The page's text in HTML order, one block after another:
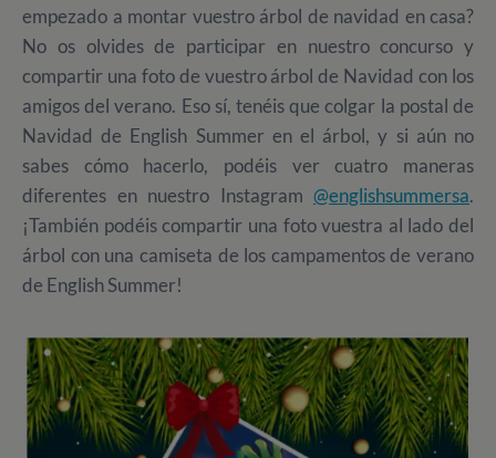
empezado a montar vuestro árbol de navidad en casa?
No os olvides de participar en nuestro concurso y
compartir una foto de vuestro árbol de Navidad con los
amigos del verano. Eso sí, tenéis que colgar la postal de
Navidad de English Summer en el árbol, y si aún no
sabes cómo hacerlo, podéis ver cuatro maneras
diferentes en nuestro Instagram @englishsummersa.
¡También podéis compartir una foto vuestra al lado del
árbol con una camiseta de los campamentos de verano
de English Summer!